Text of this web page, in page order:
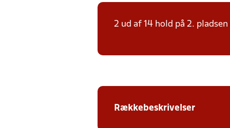
2 ud af 14 hold på 2.
Rækkebeskrivelser